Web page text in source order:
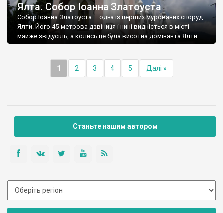
Ялта. Собор Іоанна Златоуста
Собор Іоанна Златоуста – одна із перших мурованих споруд
Ялти. Його 45-метрова дзвіниця і нині видніється в місті
майже звідусіль, а колись це була висотна домінанта Ялти.
1 2 3 4 5 Далі »
Станьте нашим автором